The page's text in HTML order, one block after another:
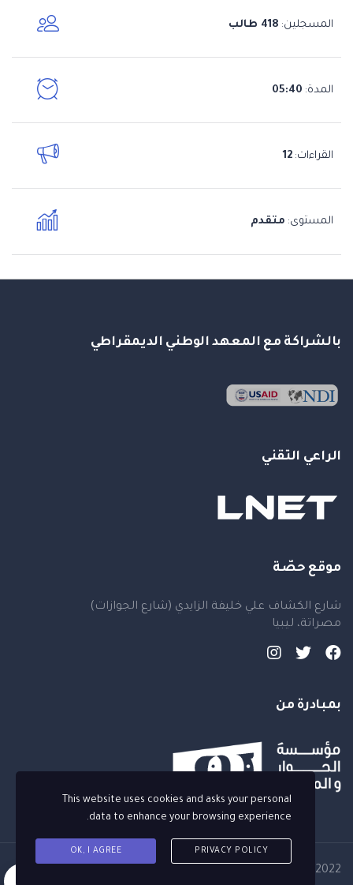
المسجلين: 418 طالب
المدة:
05:40
القراءات:
12
المستوى: متقدم
بالشراكة مع المعهد الوطني الديمقراطي
الراعي التقني
موقع حصّة
شارع الكشاف علي خليفة الزايدي (شارع الجوازات)
مصراتة، ليبيا
بمبادرة من
Copyright © 2022 منصة حصة
This website uses cookies and asks your personal
data to enhance your browsing experience.
OK, I AGREE PRIVACY POLICY